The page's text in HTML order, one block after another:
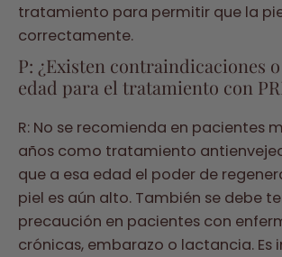
tratamiento para permitir que la
correctamente.
P: ¿Existen contraindicaciones
edad para el tratamiento con
R: No se recomienda en pacientes
años como tratamiento
que a esa edad el poder de
piel es aún alto. También se debe
precaución en pacientes con
crónicas, embarazo o lactancia.